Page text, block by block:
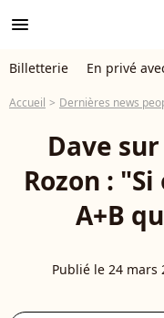
menu
Billetterie En privé
Accueil Dernières news
Dave
Rozon :
A+B
Publié le 24 mars